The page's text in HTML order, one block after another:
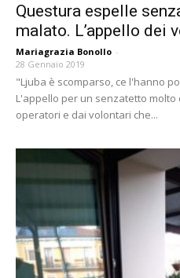
Questura espelle
malato. L’appello dei
Mariagrazia Bonollo -
28 Gennaio 2019
"Ljuba è scomparso, ce l'hanno
L'appello per un senzatetto molto
operatori e dai volontari che...